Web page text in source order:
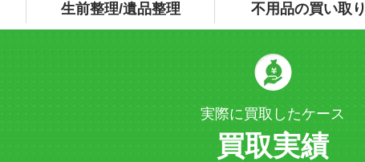
生前整理/遺品整理 不用品の買い取り
実際に買取したケース
買取実績